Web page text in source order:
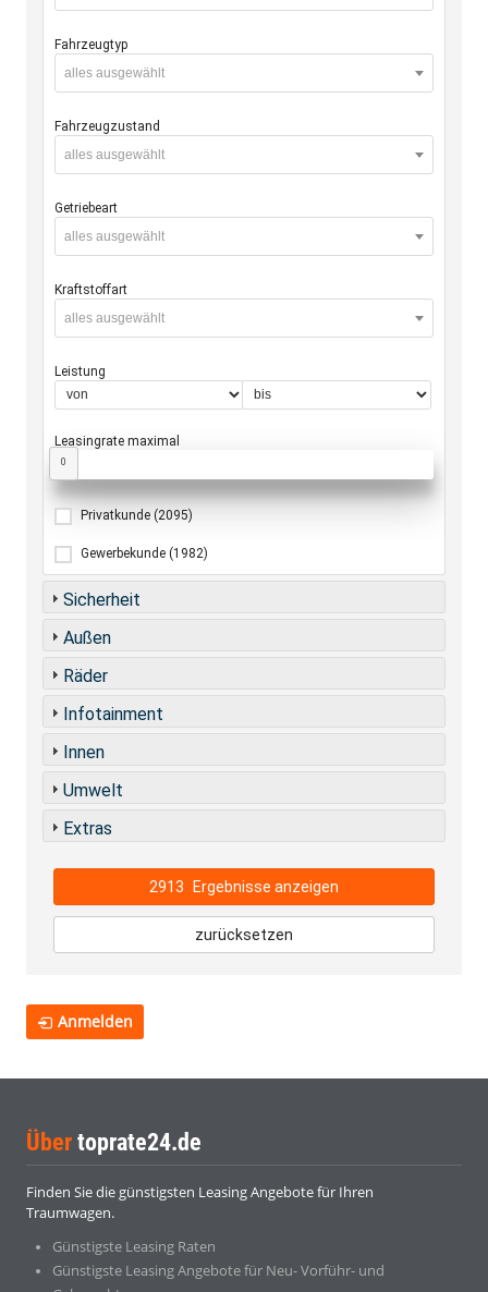
Fahrzeugtyp
alles ausgewählt
Fahrzeugzustand
alles ausgewählt
Getriebeart
alles ausgewählt
Kraftstoffart
alles ausgewählt
Leistung
Leasingrate maximal
0
Privatkunde (2095)
Gewerbekunde (1982)
Sicherheit
Außen
Räder
Infotainment
Innen
Umwelt
Extras
2913 Ergebnisse anzeigen
zurücksetzen
Anmelden
Über toprate24.de
Finden Sie die günstigsten Leasing Angebote für Ihren
Traumwagen.
Günstigste Leasing Raten
Günstigste Leasing Angebote für Neu- Vorführ- und